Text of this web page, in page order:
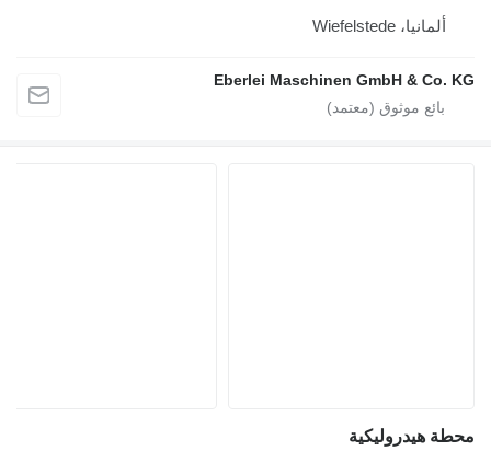
ألمانيا، Wiefelstede
Eberlei Maschinen GmbH & Co.
هيدروليكية